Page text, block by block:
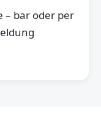
– bar oder per